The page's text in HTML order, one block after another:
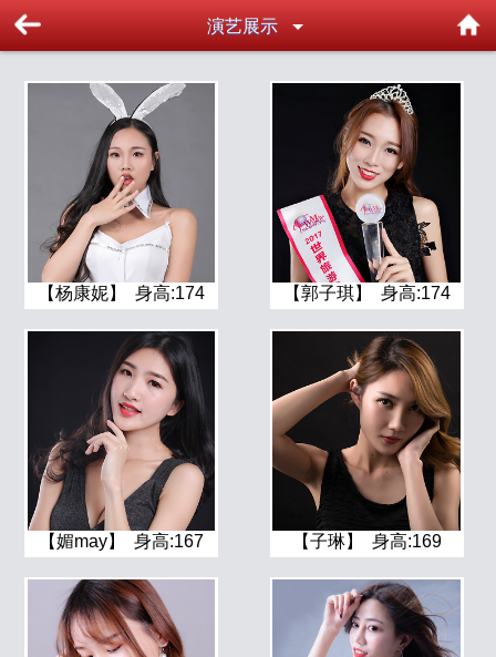
演艺展示
【杨康妮】 身高:174 【郭子琪】 身高:174
【媚may】 身高:167 【子琳】 身高:169